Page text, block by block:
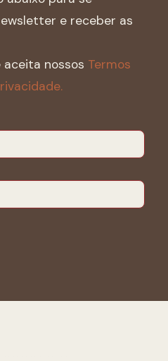
e receber as
nossos Termos